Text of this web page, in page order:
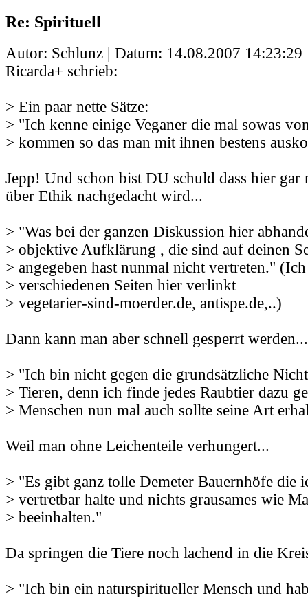
Re: Spirituell
Autor: Schlunz | Datum: 14.08.2007 14:23:29
Ricarda+ schrieb:
> Ein paar nette Sätze:
> "Ich kenne einige Veganer die mal sowas
> kommen so das man mit ihnen bestens
Jepp! Und schon bist DU schuld dass hier gar
über Ethik nachgedacht wird...
> "Was bei der ganzen Diskussion hier
> objektive Aufklärung , die sind auf deinen
> angegeben hast nunmal nicht vertreten."
> verschiedenen Seiten hier verlinkt
> vegetarier-sind-moerder.de, antispe.de,..)
Dann kann man aber schnell gesperrt
> "Ich bin nicht gegen die grundsätzliche
> Tieren, denn ich finde jedes Raubtier dazu
> Menschen nun mal auch sollte seine Art
Weil man ohne Leichenteile verhungert...
> "Es gibt ganz tolle Demeter Bauernhöfe die
> vertretbar halte und nichts grausames wie
> beeinhalten."
Da springen die Tiere noch lachend in die
> "Ich bin ein naturspiritueller Mensch und